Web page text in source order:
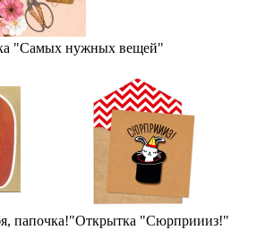
"Самых нужных вещей"
папочка!"Открытка "Сюрприииз!"